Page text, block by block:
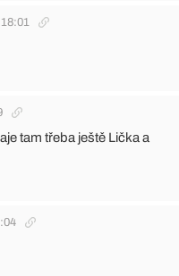
18:01
tam třeba ještě Lička a